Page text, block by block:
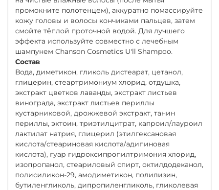
промокните полотенцем), аккуратно помассируйте
кожу головы и волосы кончиками пальцев, затем
смойте тёплой проточной водой. Для лучшего
эффекта используйте совместно с лечебным
шампунем Chanson Сosmetics U'll Shampoo.
Состав
Вода, диметикон, гликоль дистеарат, цетанол,
глицерин, стеартримониум хлорид, отдушка,
экстракт цветков лаванды, экстракт листьев
винограда, экстракт листьев периллы
кустарниковой, дрожжевой экстракт, танин
периллы, эктоин, триэтилцитрат, капроил/лауроил
лактилат натрия, глицерил (этилгексановая
кислота/стеариновая кислота/адипиновая
кислота), гуар гидроксипропилтримония хлорид,
изопропанол, стеариловый спирт, октилдодеканол,
полисиликон-29, амодиметикон, полилизин,
бутиленгликоль, дипропиленгликоль, гликолевая